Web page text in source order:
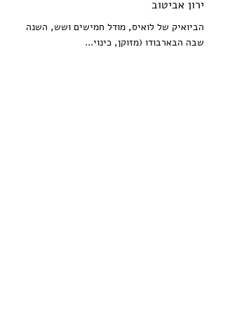
ירון אביטוב
הביואיק של לואיס, מודל חמישים ושש, השנה
שבה הבארבודו (מזוקן, כינוי...